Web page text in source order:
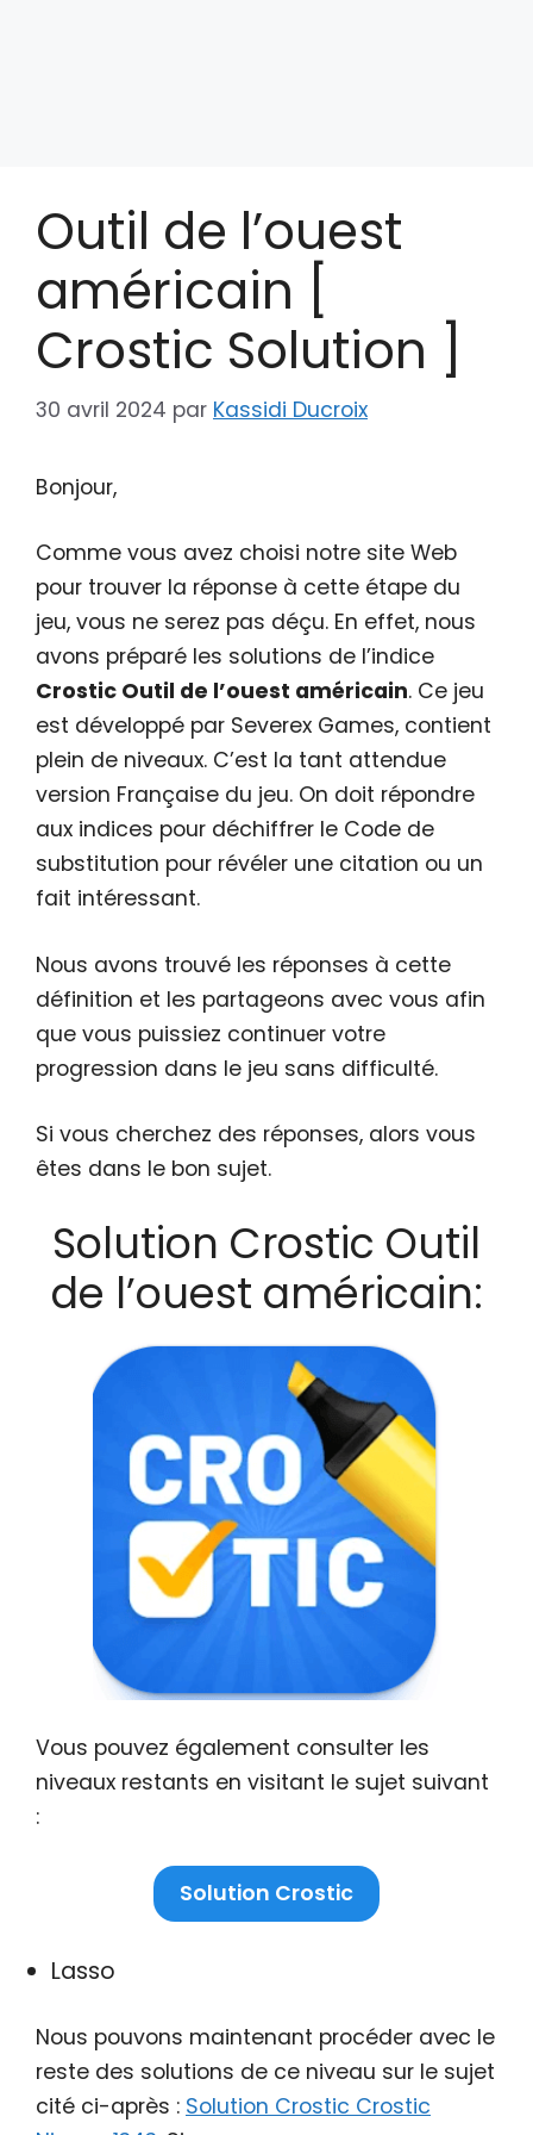
Outil de l’ouest
américain [
Crostic Solution ]
30 avril 2024 par Kassidi Ducroix
Bonjour,
Comme vous avez choisi notre site Web
pour trouver la réponse à cette étape du
jeu, vous ne serez pas déçu. En effet, nous
avons préparé les solutions de l’indice
Crostic Outil de l’ouest américain. Ce jeu
est développé par Severex Games, contient
plein de niveaux. C’est la tant attendue
version Française du jeu. On doit répondre
aux indices pour déchiffrer le Code de
substitution pour révéler une citation ou un
fait intéressant.
Nous avons trouvé les réponses à cette
définition et les partageons avec vous afin
que vous puissiez continuer votre
progression dans le jeu sans difficulté.
Si vous cherchez des réponses, alors vous
êtes dans le bon sujet.
Solution Crostic Outil
de l’ouest américain:
Vous pouvez également consulter les
niveaux restants en visitant le sujet suivant
:
Solution Crostic
Lasso
Nous pouvons maintenant procéder avec le
reste des solutions de ce niveau sur le sujet
cité ci-après : Solution Crostic Crostic